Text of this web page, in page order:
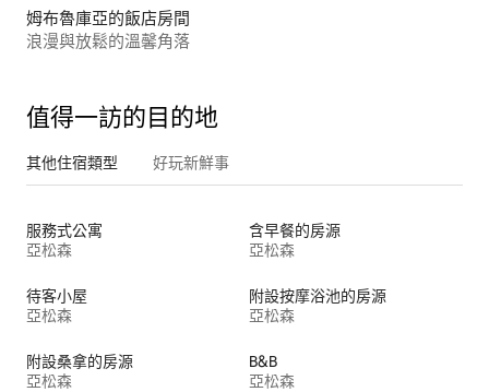
姆布魯庫亞的飯店房間
浪漫與放鬆的溫馨角落
值得一訪的目的地
其他住宿類型 好玩新鮮事
服務式公寓
亞松森
含早餐的房源
亞松森
待客小屋
亞松森
附設按摩浴池的房源
亞松森
附設桑拿的房源
亞松森
B&B
亞松森